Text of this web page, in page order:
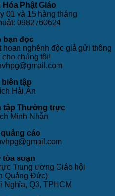
Hóa Phật Giáo
01 và 15 hàng tháng
0982760624
bạn đọc
hoan nghênh độc giả gửi thông
cho chúng tôi!
biên tập
Hải Ấn
tập Thường trực
Minh Nhẫn
quảng cáo
tòa soạn
Trung ương Giáo hội
Quảng Đức)
Nghĩa, Q3, TPHCM